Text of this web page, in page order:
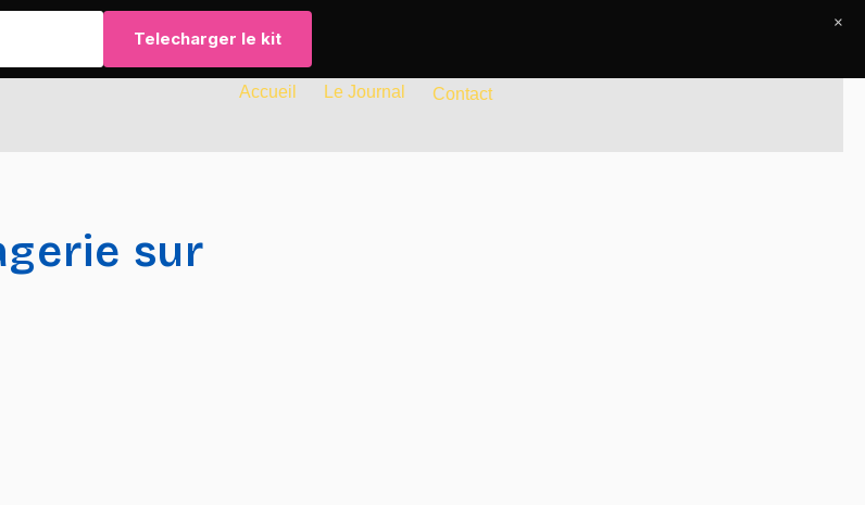
Accueil Le Journal Contact
sur
Telecharger le kit
×